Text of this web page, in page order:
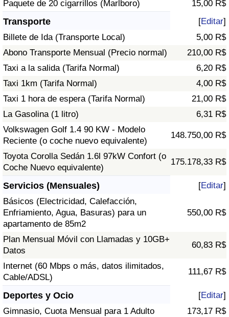
Paquete de 20 cigarrillos (Marlboro) 15,00 R$
Transporte [Editar]
Billete de Ida (Transporte Local)
5,00 R$
Abono Transporte Mensual (Precio normal)
210,00 R$
Taxi a la salida (Tarifa Normal)
6,20 R$
Taxi 1km (Tarifa Normal)
4,00 R$
Taxi 1 hora de espera (Tarifa Normal)
21,00 R$
La Gasolina (1 litro)
6,31 R$
Volkswagen Golf 1.4 90 KW - Modelo
Reciente (o coche nuevo equivalente)
148.750,00 R$
Toyota Corolla Sedán 1.6l 97kW Confort (o
Coche Nuevo equivalente)
175.178,33 R$
Servicios (Mensuales) [Editar]
Básicos (Electricidad, Calefacción,
Enfriamiento, Agua, Basuras) para un
apartamento de 85m2
550,00 R$
Plan Mensual Móvil con Llamadas y 10GB+
Datos
60,83 R$
Internet (60 Mbps o más, datos ilimitados,
Cable/ADSL)
111,67 R$
Deportes y Ocio [Editar]
Gimnasio, Cuota Mensual para 1 Adulto
173,17 R$